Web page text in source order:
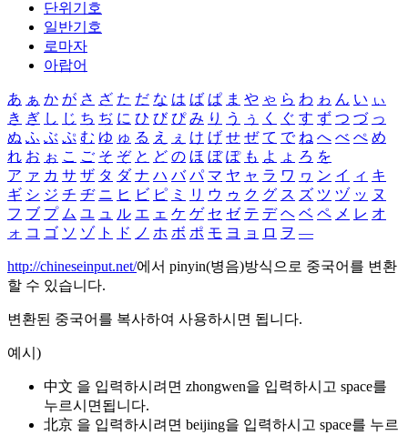
단위기호
일반기호
로마자
아랍어
あ ぁ か が さ ざ た だ な は ば ぱ ま や ゃ ら わ ゎ ん い ぃ
き ぎ し じ ち ぢ に ひ び ぴ み り う ぅ く ぐ す ず つ づ っ
ぬ ふ ぶ ぷ む ゆ ゅ る え ぇ け げ せ ぜ て で ね へ べ ぺ め
れ お ぉ こ ご そ ぞ と ど の ほ ぼ ぽ も よ ょ ろ を
ア ァ カ サ ザ タ ダ ナ ハ バ パ マ ヤ ャ ラ ワ ヮ ン イ ィ キ
ギ シ ジ チ ヂ ニ ヒ ビ ピ ミ リ ウ ゥ ク グ ス ズ ツ ヅ ッ ヌ
フ ブ プ ム ユ ュ ル エ ェ ケ ゲ セ ゼ テ デ ヘ ベ ペ メ レ オ
ォ コ ゴ ソ ゾ ト ド ノ ホ ボ ポ モ ヨ ョ ロ ヲ ―
http://chineseinput.net/에서 pinyin(병음)방식으로 중국어를 변환
할 수 있습니다.
변환된 중국어를 복사하여 사용하시면 됩니다.
예시)
中文 을 입력하시려면 zhongwen을 입력하시고 space를
누르시면됩니다.
北京 을 입력하시려면 beijing을 입력하시고 space를 누르